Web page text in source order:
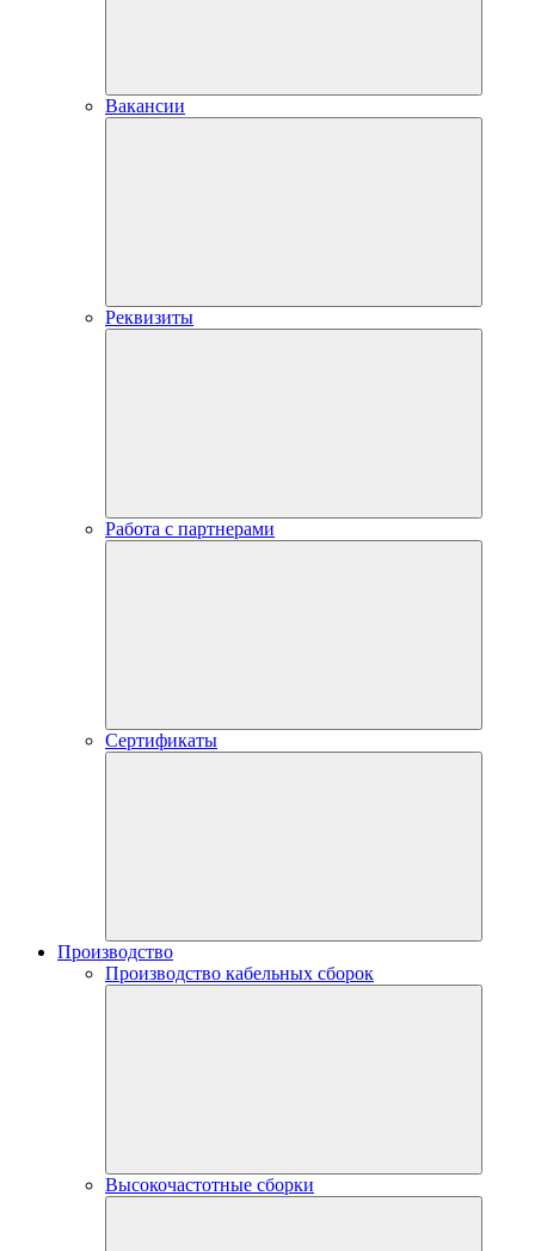
Вакансии
Реквизиты
Работа с партнерами
Сертификаты
Производство
Производство кабельных сборок
Высокочастотные сборки